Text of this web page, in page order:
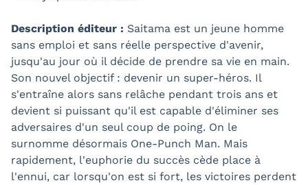
Description éditeur : Saitama est un jeune homme
sans emploi et sans réelle perspective d'avenir,
jusqu'au jour où il décide de prendre sa vie en main.
Son nouvel objectif : devenir un super-héros. Il
s'entraîne alors sans relâche pendant trois ans et
devient si puissant qu'il est capable d'éliminer ses
adversaires d'un seul coup de poing. On le
surnomme désormais One-Punch Man. Mais
rapidement, l'euphorie du succès cède place à
l'ennui, car lorsqu'on est si fort, les victoires perdent